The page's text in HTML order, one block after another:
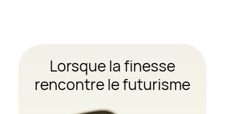
Lorsque la finesse
rencontre le futurisme